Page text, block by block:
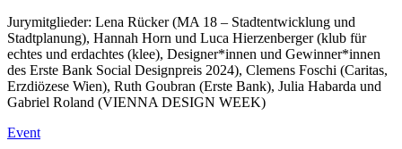
Jurymitglieder: Lena Rücker (MA 18 – Stadtentwicklung und
Stadtplanung), Hannah Horn und Luca Hierzenberger (klub für
echtes und erdachtes (klee), Designer*innen und Gewinner*innen
des Erste Bank Social Designpreis 2024), Clemens Foschi (Caritas,
Erzdiözese Wien), Ruth Goubran (Erste Bank), Julia Habarda und
Gabriel Roland (VIENNA DESIGN WEEK)
Event